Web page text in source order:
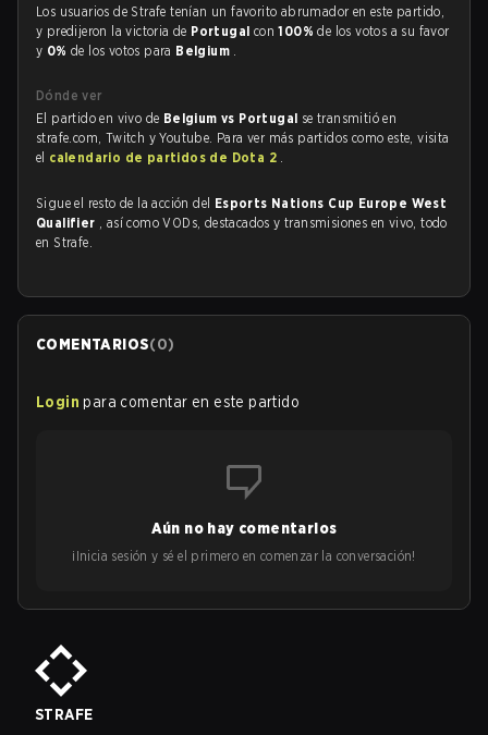
Los usuarios de Strafe tenían un favorito abrumador en este partido,
y predijeron la victoria de Portugal con100%de los votos a su favor
y 0%de los votos para Belgium .
Dónde ver
El partido en vivo de Belgium vs Portugal se transmitió en
strafe.com, Twitch y Youtube. Para ver más partidos como este, visita
el calendario de partidos de Dota 2 .
Sigue el resto de la acción del Esports Nations Cup Europe West
Qualifier , así como VODs, destacados y transmisiones en vivo, todo
en Strafe.
COMENTARIOS(0)
Login para comentar en este partido
Aún no hay comentarios
¡Inicia sesión y sé el primero en comenzar la conversación!
STRAFE